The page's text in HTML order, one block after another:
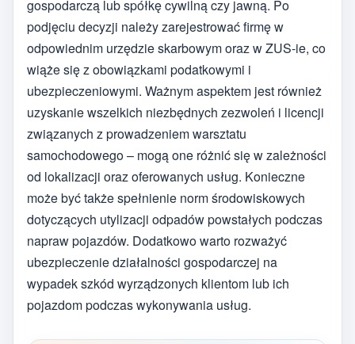
gospodarczą lub spółkę cywilną czy jawną. Po
podjęciu decyzji należy zarejestrować firmę w
odpowiednim urzędzie skarbowym oraz w ZUS-ie, co
wiąże się z obowiązkami podatkowymi i
ubezpieczeniowymi. Ważnym aspektem jest również
uzyskanie wszelkich niezbędnych zezwoleń i licencji
związanych z prowadzeniem warsztatu
samochodowego – mogą one różnić się w zależności
od lokalizacji oraz oferowanych usług. Konieczne
może być także spełnienie norm środowiskowych
dotyczących utylizacji odpadów powstałych podczas
napraw pojazdów. Dodatkowo warto rozważyć
ubezpieczenie działalności gospodarczej na
wypadek szkód wyrządzonych klientom lub ich
pojazdom podczas wykonywania usług.